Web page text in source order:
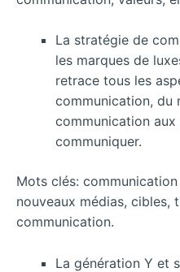
La stratégie de
les marques de
retrace tous les
communication, du
communication
communiquer.
Mots clés:
nouveaux médias, cibles,
communication.
La génération Y et